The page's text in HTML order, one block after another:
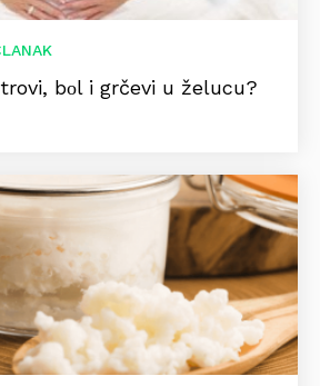
bоl i grčevi u želucu?